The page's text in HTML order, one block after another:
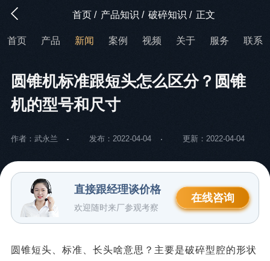
首页 / 产品知识 / 破碎知识 / 正文
首页 产品 新闻 案例 视频 关于 服务 联系
圆锥机标准跟短头怎么区分？圆锥
机的型号和尺寸
作者：武永兰 发布：2022-04-04 更新：2022-04-04
直接跟经理谈价格
欢迎随时来厂参观考察
在线咨询
圆锥短头、标准、长头啥意思？主要是破碎型腔的形状